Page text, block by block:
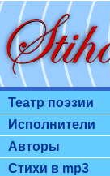
Театр поэзии
Исполнители
Авторы
Стихи в mp3